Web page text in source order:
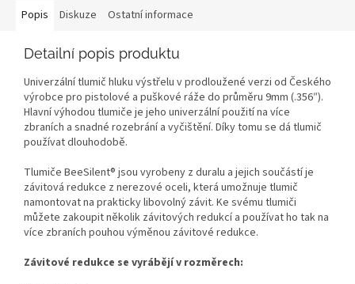
Popis Diskuze Ostatní informace
Detailní popis produktu
Univerzální tlumič hluku výstřelu v prodloužené verzi od Českého
výrobce pro pistolové a puškové ráže do průměru 9mm (.356″).
Hlavní výhodou tlumiče je jeho univerzální použití na více
zbraních a snadné rozebrání a vyčištění. Díky tomu se dá tlumič
používat dlouhodobě.
Tlumiče BeeSilent® jsou vyrobeny z duralu a jejich součástí je
závitová redukce z nerezové oceli, která umožnuje tlumič
namontovat na prakticky libovolný závit. Ke svému tlumiči
můžete zakoupit několik závitových redukcí a používat ho tak na
více zbraních pouhou výměnou závitové redukce.
Závitové redukce se vyrábějí v rozměrech: